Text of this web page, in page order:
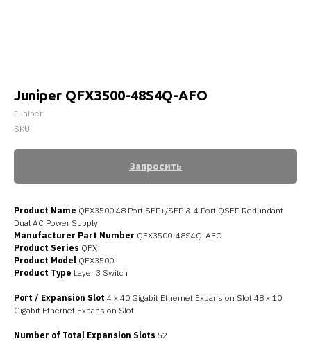
Juniper QFX3500-48S4Q-AFO
Juniper
SKU:
Запросить
Product Name QFX3500 48 Port SFP+/SFP & 4 Port QSFP Redundant
Dual AC Power Supply
Manufacturer Part Number QFX3500-48S4Q-AFO
Product Series QFX
Product Model QFX3500
Product Type Layer 3 Switch
Port / Expansion Slot 4 x 40 Gigabit Ethernet Expansion Slot 48 x 10
Gigabit Ethernet Expansion Slot
Number of Total Expansion Slots 52